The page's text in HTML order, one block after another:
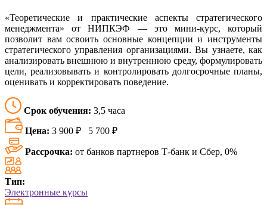
«Теоретические и практические аспекты стратегического
менеджмента» от НИПКЭФ — это мини-курс, который
позволит вам освоить основные концепции и инструменты
стратегического управления организациями. Вы узнаете, как
анализировать внешнюю и внутреннюю среду, формулировать
цели, реализовывать и контролировать долгосрочные планы,
оценивать и корректировать поведение.
Срок обучения: 3,5 часа
Цена: 3 900 ₽ 5 700 ₽
Рассрочка: от банков партнеров Т-банк и Сбер, 0%
Тип:
Электронные курсы